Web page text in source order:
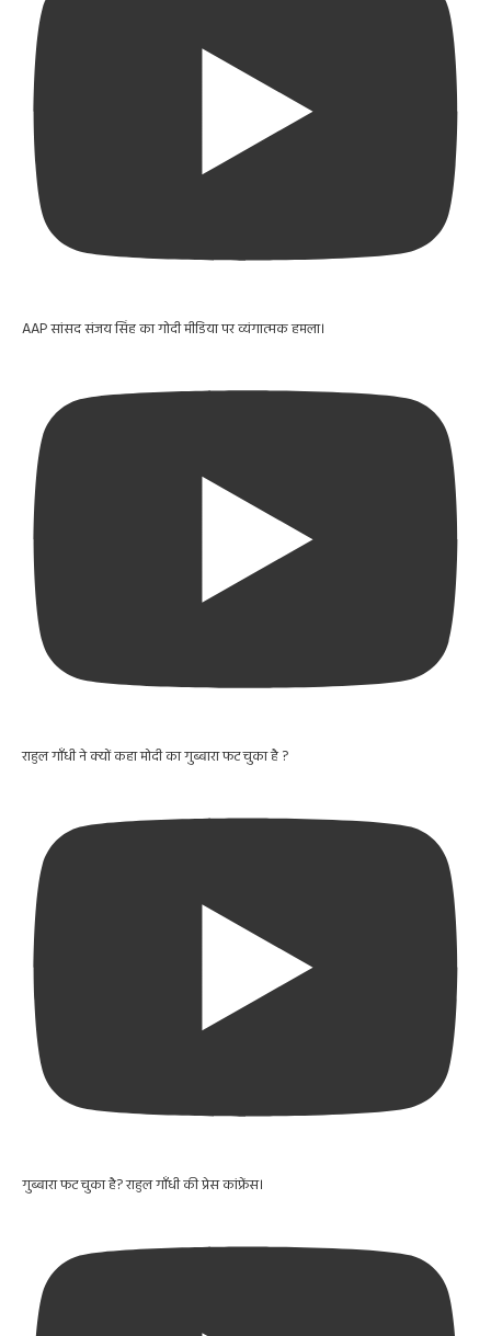
AAP सांसद संजय सिंह का गोदी मीडिया पर व्यंगात्मक हमला।
राहुल गाँधी ने क्यों कहा मोदी का गुब्बारा फट चुका है ?
गुब्बारा फट चुका है? राहुल गाँधी की प्रेस कांफ्रेंस।